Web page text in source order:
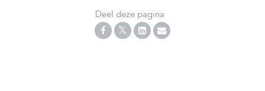
Deel deze pagina